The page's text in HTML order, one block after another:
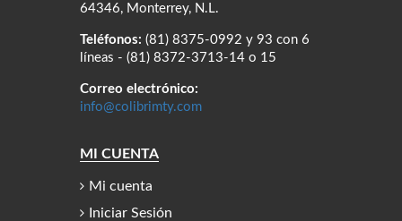
64346, Monterrey, N.L.
Teléfonos: (81) 8375-0992 y 93 con 6
líneas - (81) 8372-3713-14 o 15
Correo electrónico:
info@colibrimty.com
MI CUENTA
Mi cuenta
Iniciar Sesión